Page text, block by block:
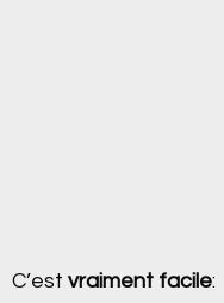
C’est vraiment facile: